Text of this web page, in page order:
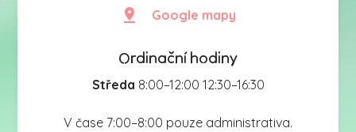
Google mapy
Ordinační hodiny
Středa 8:00–12:00 12:30–16:30
V čase 7:00–8:00 pouze administrativa.